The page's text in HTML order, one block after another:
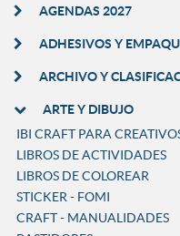
AGENDAS 2027
ADHESIVOS Y
ARCHIVO Y
ARTE Y DIBUJO
IBI CRAFT PARA
LIBROS DE ACTIVIDADES
LIBROS DE COLOREAR
STICKER - FOMI
CRAFT - MANUALIDADES